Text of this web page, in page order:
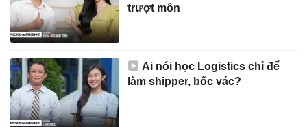
trượt môn
Ai nói học Logistics chỉ để
làm shipper, bốc vác?